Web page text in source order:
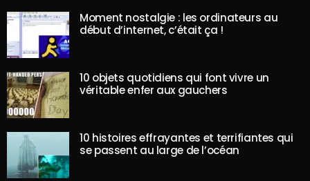
Moment nostalgie : les ordinateurs au
début d’internet, c’était ça !
10 objets quotidiens qui font vivre un
véritable enfer aux gauchers
10 histoires effrayantes et terrifiantes qui
se passent au large de l’océan